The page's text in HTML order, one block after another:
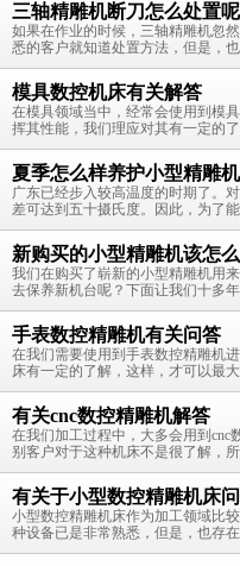
三轴精雕机断刀怎么处置
如果在作业的时候，三轴精雕机忽
悉的客户就知道处置方法，但是，
模具数控机床有关解答
在模具领域当中，经常会使用到模
挥其性能，我们理应对其有一定的
夏季怎么样养护小型精雕
广东已经步入较高温度的时期了。
差可达到五十摄氏度。因此，为了
新购买的小型精雕机该怎
我们在购买了崭新的小型精雕机用
去保养新机台呢？下面让我们十多
手表数控精雕机有关问答
在我们需要使用到手表数控精雕机
床有一定的了解，这样，才可以最
有关cnc数控精雕机解答
在我们加工过程中，大多会用到cnc
别客户对于这种机床不是很了解，所
有关于小型数控精雕机床
小型数控精雕机床作为加工领域比
种设备已是非常熟悉，但是，也存